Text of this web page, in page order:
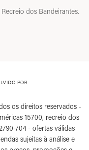
dos Bandeirantes.
POR
os direitos reservados -
15700, recreio dos
704 - ofertas válidas
sujeitas à análise e